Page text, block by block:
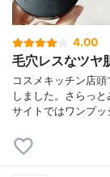
4.00
毛穴レスなツヤ
コスメキッチン店
しました。さらっ
サイトではワンプ